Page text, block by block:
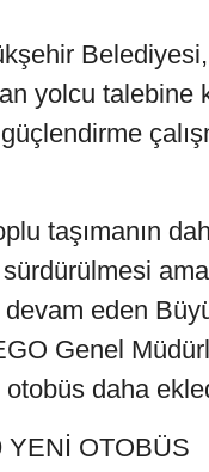
yolcu talebine
taşımanın
devam eden
Genel
daha
YENİ OTOBÜS